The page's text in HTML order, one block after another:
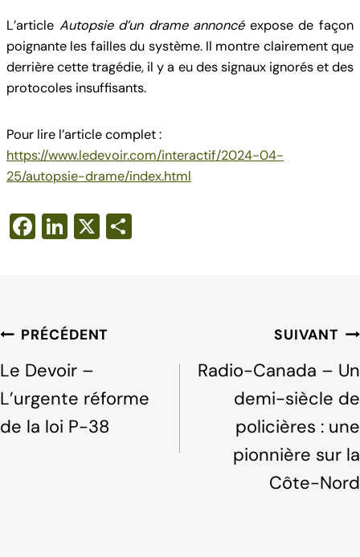
L’article Autopsie d’un drame annoncéexpose de façon
poignante les failles du système. Il montre clairement que
derrière cette tragédie, il y a eu des signaux ignorés et des
protocoles insuffisants.
Pour lire l’article complet :
https://www.ledevoir.com/interactif/2024-04-
25/autopsie-drame/index.html
F
b
o
k
Li
dI
n
X
Navigation
l'article
PRÉCÉDENT
Le Devoir –
L’urgente réforme
de la loi P-38
SUIVANT
Radio-Canada – Un
demi-siècle de
policières : une
pionnière sur la
Côte-Nord